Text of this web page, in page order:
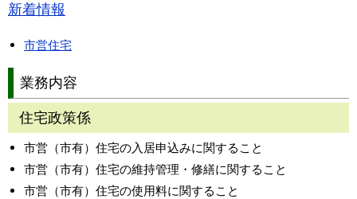
新着情報
市営住宅
業務内容
住宅政策係
市営（市有）住宅の入居申込みに関すること
市営（市有）住宅の維持管理・修繕に関すること
市営（市有）住宅の使用料に関すること